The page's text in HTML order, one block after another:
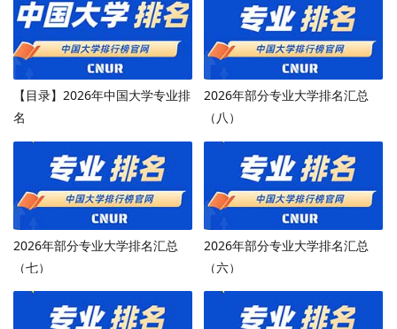
【目录】2026年中国大学专业排
名
2026年部分专业大学排名汇总
（八）
2026年部分专业大学排名汇总
（七）
2026年部分专业大学排名汇总
（六）